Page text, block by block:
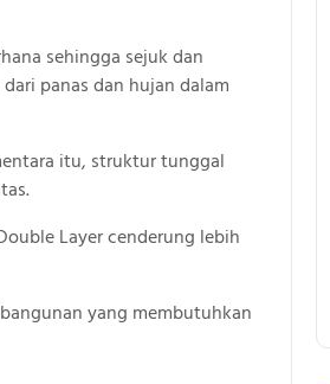
sehingga sejuk dan
panas dan hujan dalam
itu, struktur tunggal
Layer cenderung lebih
yang membutuhkan